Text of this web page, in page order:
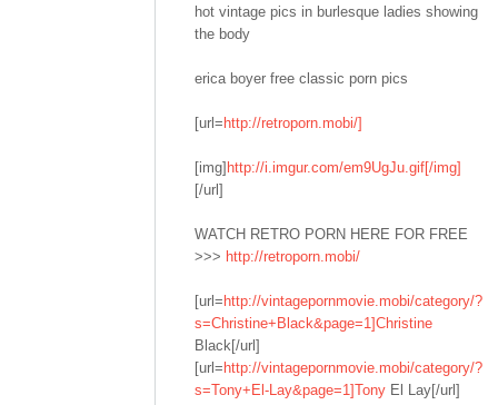
hot vintage pics in burlesque ladies showing
the body
erica boyer free classic porn pics
[url= http://retroporn.mobi/]
[img] http://i.imgur.com/em9UgJu.gif[/img]
[/url]
WATCH RETRO PORN HERE FOR FREE
>>> http://retroporn.mobi/
[url= http://vintagepornmovie.mobi/category/?
s=Christine+Black&page=1]Christine
Black[/url]
[url= http://vintagepornmovie.mobi/category/?
s=Tony+El-Lay&page=1]Tony El Lay[/url]